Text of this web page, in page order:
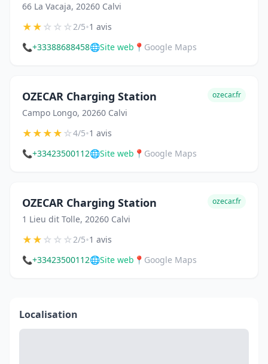
66 La Vacaja, 20260 Calvi
★★☆☆☆2/5•1 avis
📞+33388688458🌐Site web 📍 Google Maps
OZECAR Charging Station
Campo Longo, 20260 Calvi
ozecar.fr
★★★★☆4/5•1 avis
📞+33423500112🌐Site web 📍 Google Maps
OZECAR Charging Station
1 Lieu dit Tolle, 20260 Calvi
ozecar.fr
★★☆☆☆2/5•1 avis
📞+33423500112🌐Site web 📍 Google Maps
Localisation